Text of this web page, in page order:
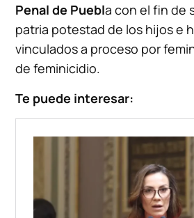
Penal de Puebla con el fin de
patria potestad de los hijos e
vinculados a proceso por
de feminicidio.
Te puede interesar: